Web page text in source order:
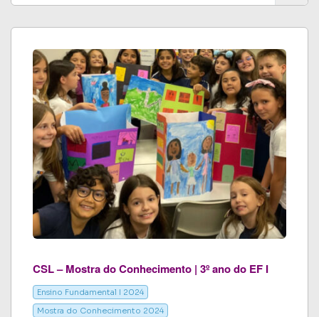
CSL – Mostra do Conhecimento | 3º ano do EF I
Ensino Fundamental I 2024
Mostra do Conhecimento 2024